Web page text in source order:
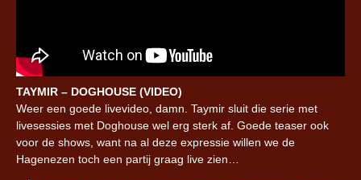
TAYMIR – DOGHOUSE (VIDEO)
Weer een goede livevideo, damn. Taymir sluit die serie met
livesessies met Doghouse wel erg sterk af. Goede teaser ook
voor de shows, want na al deze expressie willen we de
Hagenezen toch een partij graag live zien…